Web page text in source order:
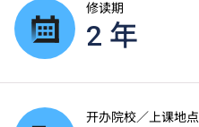
修读期
2 年
开办院校／上课地点